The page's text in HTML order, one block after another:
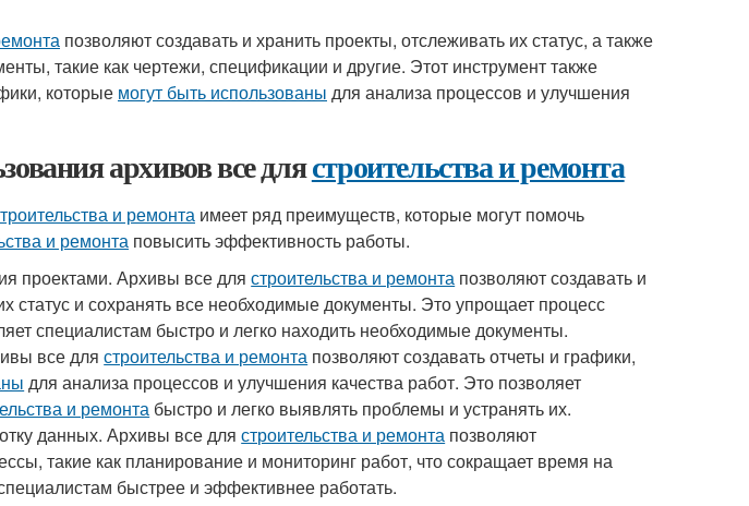
позволяют создавать и хранить проекты, отслеживать их статус, а также
такие как чертежи, спецификации и другие. Этот инструмент также
которые могут быть использованы для анализа процессов и улучшения
архивов все длястроительства и ремонта
и ремонта имеет ряд преимуществ, которые могут помочь
и ремонта повысить эффективность работы.
проектами. Архивы все длястроительства и ремонта позволяют создавать и
статус и сохранять все необходимые документы. Это упрощает процесс
специалистам быстро и легко находить необходимые документы.
все длястроительства и ремонта позволяют создавать отчеты и графики,
для анализа процессов и улучшения качества работ. Это позволяет
и ремонта быстро и легко выявлять проблемы и устранять их.
данных. Архивы все длястроительства и ремонта позволяют
такие как планирование и мониторинг работ, что сокращает время на
быстрее и эффективнее работать.